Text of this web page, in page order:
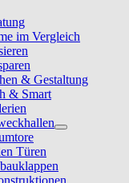
im Vergleich
& Gestaltung
& Smart
Türen